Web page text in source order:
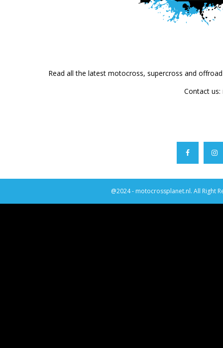
Read all the latest motocross, supercross and
Contact us:
@2024 - motocrossplanet.nl. All Right